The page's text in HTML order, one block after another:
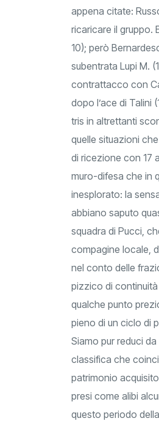
appena citate:
ricaricare il gruppo.
10); però
subentrata Lupi M.
contrattacco con
dopo l’ace di Talini
tris in altrettanti
quelle situazioni
di ricezione con 17
muro-difesa che in
inesplorato: la
abbiano saputo
squadra di Pucci,
compagine locale,
nel conto delle
pizzico di
qualche punto
pieno di un ciclo di
Siamo pur reduci
classifica che
patrimonio
presi come alibi
questo periodo